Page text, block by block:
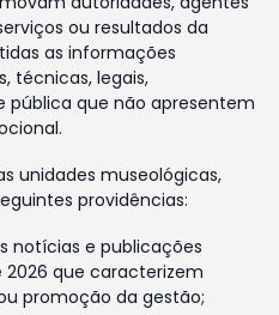
ou resultados da
as informações
técnicas, legais,
pública que não apresentem
unidades museológicas,
providências:
notícias e publicações
2026 que caracterizem
promoção da gestão;